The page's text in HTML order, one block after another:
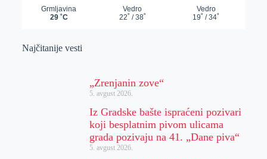
Najčitanije vesti
„Zrenjanin zove“
5. avgust 2026.
Iz Gradske bašte ispraćeni pozivari
koji besplatnim pivom ulicama
grada pozivaju na 41. „Dane piva“
5. avgust 2026.